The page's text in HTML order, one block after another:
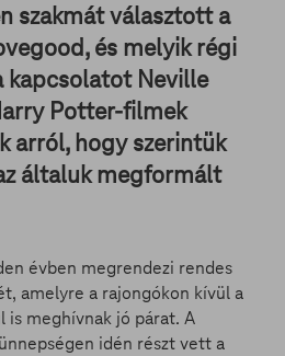
szakmát választott a
és melyik régi
kapcsolatot Neville
Potter-filmek
arról, hogy szerintük
általuk megformált
évben megrendezi rendes
amelyre a rajongókon kívül a
meghívnak jó párat. A
idén részt vett a